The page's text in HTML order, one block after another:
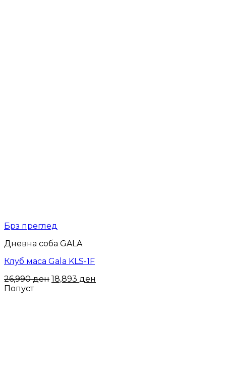
Брз преглед
Дневна соба GALA
Клуб маса Gala KLS-1F
26,990ден 18,893 ден
Попуст